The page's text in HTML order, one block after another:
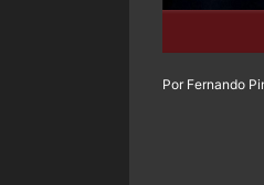
Por Fernando